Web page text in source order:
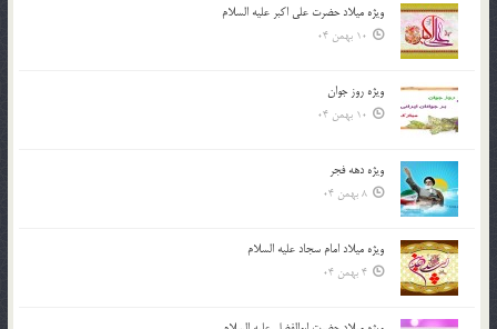
ویژه میلاد حضرت علی اکبر علیه السلام
10 بهمن 04
ویژه روز جوان
10 بهمن 04
ویژه دهه فجر
8 بهمن 04
ویژه میلاد امام سجاد علیه السلام
4 بهمن 04